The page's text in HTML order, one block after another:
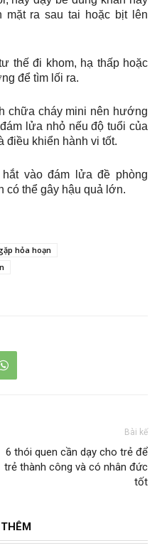
mặt ra sau tai hoặc bịt lên
thế đi khom, hạ thấp hoặc
để tìm lối ra.
chữa cháy mini nên hướng
lửa nhỏ nếu độ tuổi của
điều khiển hành vi tốt.
vào đám lửa đề phòng
có thể gây hậu quả lớn.
hỏa hoạn
Bài kế
6 thói quen cần dạy cho trẻ để
trẻ thành công và có nhân đức
tốt